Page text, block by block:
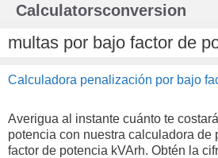
Saltar
contenido
Calculatorsconversion
multas por bajo factor de
Calculadora penalización por bajo
Averigua al instante cuánto te
potencia con nuestra calculadora de
factor de potencia kVArh. Obtén la